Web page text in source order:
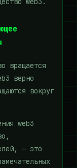
вращается
верно
вокруг
web3
— это